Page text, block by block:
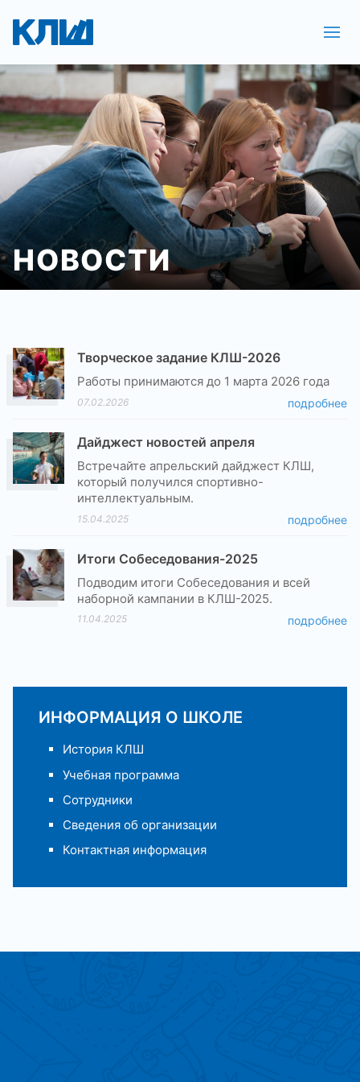
НОВОСТИ
Творческое задание КЛШ-2026
Работы принимаются до 1 марта 2026 года
07.02.2026 подробнее
Дайджест новостей апреля
Встречайте апрельский дайджест КЛШ,
который получился спортивно-
интеллектуальным.
15.04.2025 подробнее
Итоги Собеседования-2025
Подводим итоги Собеседования и всей
наборной кампании в КЛШ-2025.
11.04.2025 подробнее
ИНФОРМАЦИЯ О ШКОЛЕ
История КЛШ
Учебная программа
Сотрудники
Сведения об организации
Контактная информация